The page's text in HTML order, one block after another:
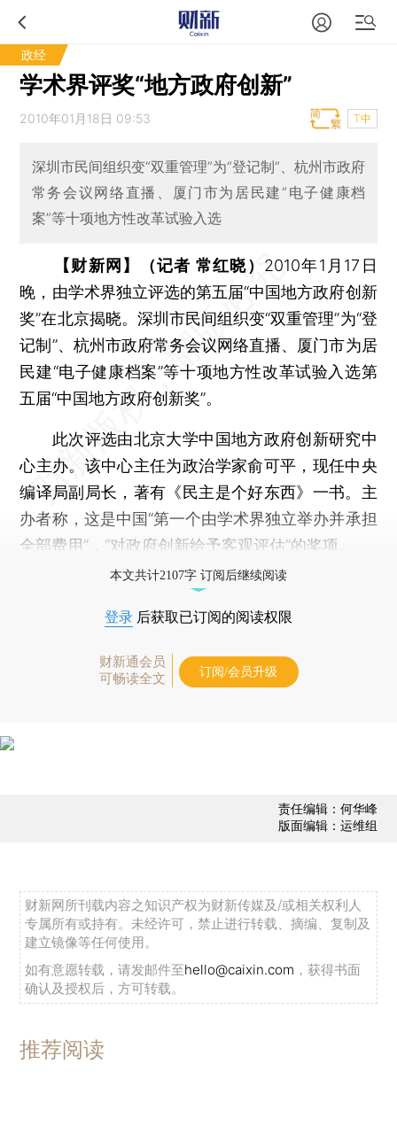
政经
学术界评奖“地方政府创新”
2010年01月18日 09:53 T中
深圳市民间组织变“双重管理”为“登记制”、杭州市政府
常务会议网络直播、厦门市为居民建“电子健康档
案”等十项地方性改革试验入选
【财新网】（记者 常红晓） 2010年1月17日
晚，由学术界独立评选的第五届“中国地方政府创新
奖”在北京揭晓。深圳市民间组织变“双重管理”为“登
记制”、杭州市政府常务会议网络直播、厦门市为居
民建“电子健康档案”等十项地方性改革试验入选第
五届“中国地方政府创新奖”。
此次评选由北京大学中国地方政府创新研究中
心主办。该中心主任为政治学家俞可平，现任中央
编译局副局长，著有《民主是个好东西》一书。主
办者称，这是中国“第一个由学术界独立举办并承担
全部费用”，“对政府创新给予客观评估”的奖项。
本文共计2107字 订阅后继续阅读
登录 后获取已订阅的阅读权限
财新通会员
可畅读全文
订阅/会员升级
责任编辑：何华峰
版面编辑：运维组
财新网所刊载内容之知识产权为财新传媒及/或相关权利人
专属所有或持有。未经许可，禁止进行转载、摘编、复制及
建立镜像等任何使用。
如有意愿转载，请发邮件至hello@caixin.com ，获得书面
确认及授权后，方可转载。
推荐阅读